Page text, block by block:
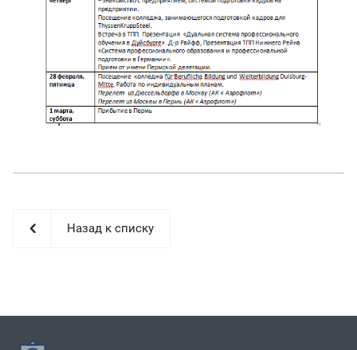
Назад к списку